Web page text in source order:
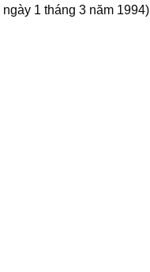
1 tháng 3 năm 1994)